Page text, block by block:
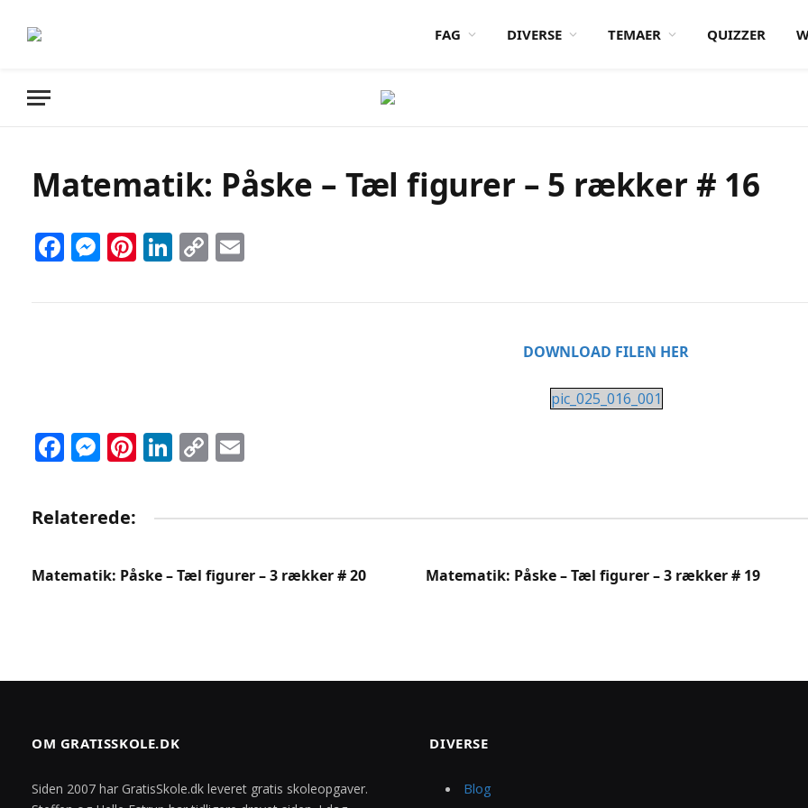
FAG DIVERSE TEMAER QUIZZER
Matematik: Påske – Tæl figurer – 5 rækker # 16
Facebook
Messenger
Pinterest
LinkedIn
Copy
DOWNLOAD FILEN HER
pic_025_016_001
Facebook
Messenger
Pinterest
LinkedIn
Copy
Relaterede:
Matematik: Påske – Tæl figurer – 3 rækker # 20 Matematik: Påske – Tæl figurer – 3 rækker # 19
OM GRATISSKOLE.DK
Siden 2007 har GratisSkole.dk leveret gratis skoleopgaver.
DIVERSE
Blog